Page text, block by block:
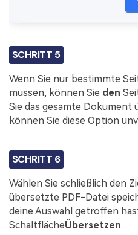
SCHRITT 5
Wenn Sie nur bestimmte
müssen, können Sie den
Sie das gesamte
können Sie diese Option
SCHRITT 6
Wählen Sie schließlich den
übersetzte PDF-Datei
deine Auswahl getroffen
SchaltflächeÜbersetzen.